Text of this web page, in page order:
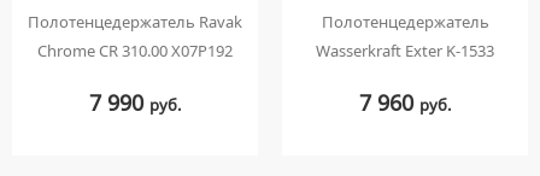
Полотенцедержатель Ravak
Chrome CR 310.00 X07P192
7 990 руб.
Полотенцедержатель
Wasserkraft Exter K-1533
7 960 руб.